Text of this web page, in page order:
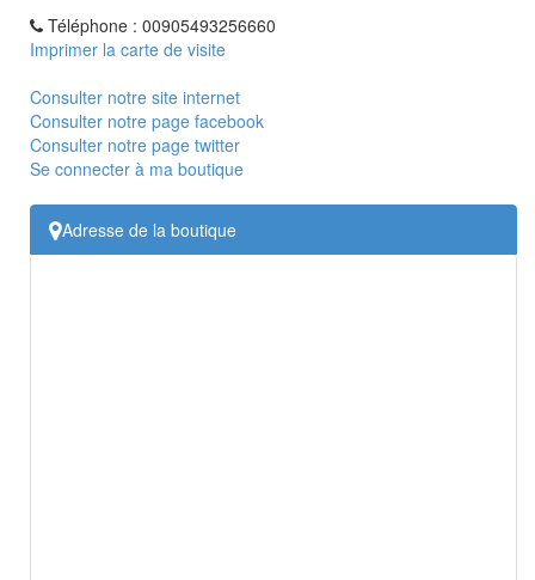
Téléphone : 00905493256660
Imprimer la carte de visite
Consulter notre site internet
Consulter notre page facebook
Consulter notre page twitter
Se connecter à ma boutique
Adresse de la boutique